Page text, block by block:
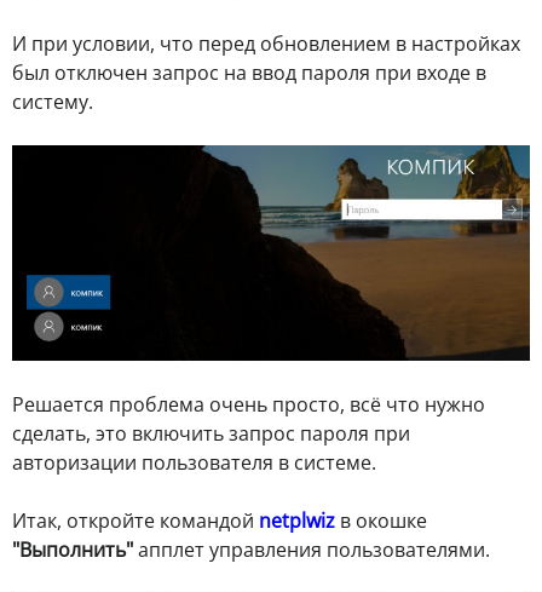
И при условии, что перед обновлением в настройках
был отключен запрос на ввод пароля при входе в
систему.
Решается проблема очень просто, всё что нужно
сделать, это включить запрос пароля при
авторизации пользователя в системе.
Итак, откройте командой netplwiz в окошке
"Выполнить"апплет управления пользователями.